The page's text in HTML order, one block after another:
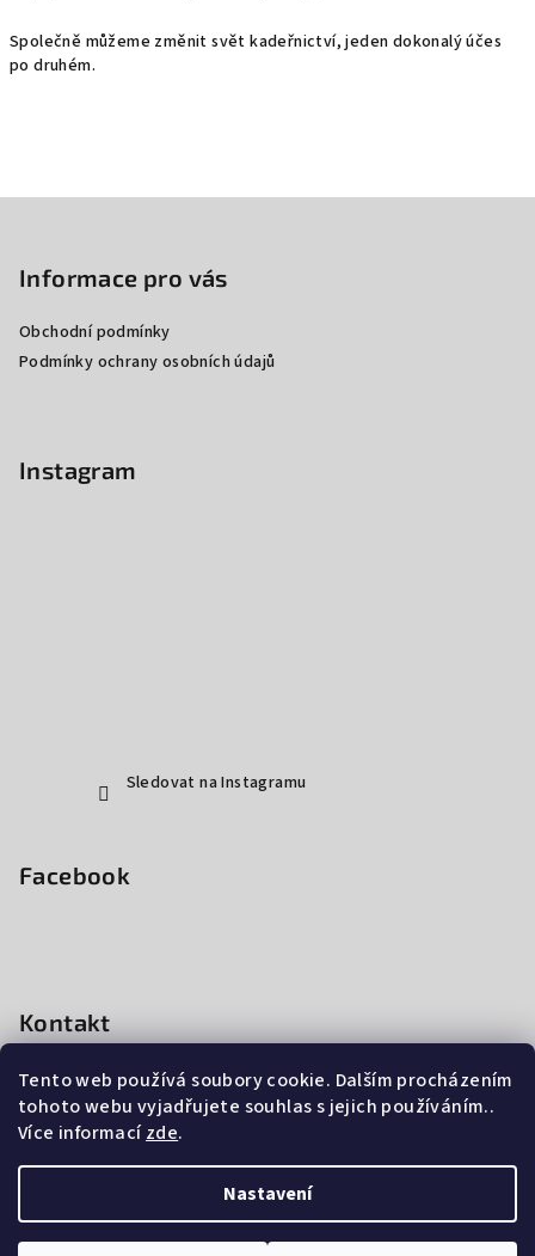
Tento web používá soubory cookie. Dalším procházením
tohoto webu vyjadřujete souhlas s jejich používáním..
Více informacízde.
Nastavení
Společně můžeme změnit svět kadeřnictví, jeden dokonalý účes
po druhém.
Informace pro vás
Obchodní podmínky
Podmínky ochrany osobních údajů
Instagram
Sledovat na Instagramu
Facebook
Kontakt
ratr@ratr.cz
+ 420 777 661 091
vyhrazena.